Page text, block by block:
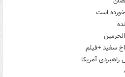
است
سفید +فیلم
آمریکا